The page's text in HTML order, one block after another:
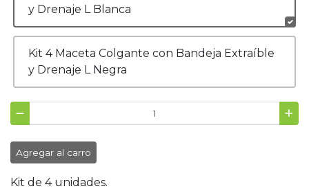
y Drenaje L Blanca
Kit 4 Maceta Colgante con Bandeja Extraíble
y Drenaje L Negra
Agregar al carro
Kit de 4 unidades.